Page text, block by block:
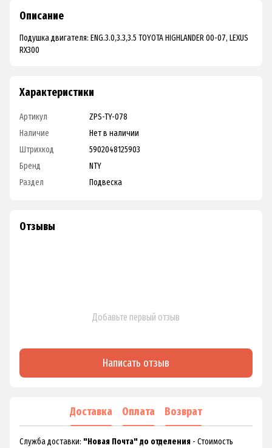
Описание
Подушка двигателя: ENG.3.0,3.3,3.5 TOYOTA HIGHLANDER 00-07, LEXUS
RX300
Характеристики
Артикул
ZPS-TY-078
Наличие
Нет в наличии
Штрихкод
5902048125903
Бренд
NTY
Раздел
Подвеска
Отзывы
Добавьте первый отзыв
Написать отзыв
Доставка Оплата Возврат
Служба доставки: "Новая Почта" до отделения - Стоимость